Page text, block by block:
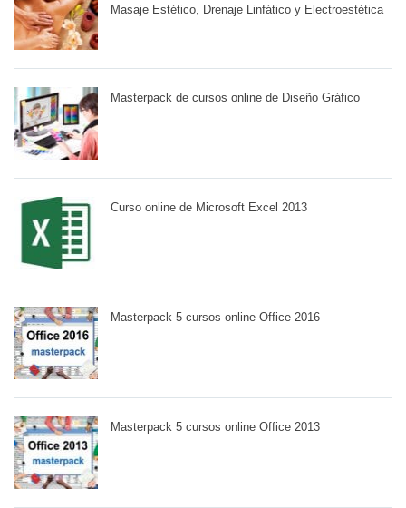
Masaje Estético, Drenaje Linfático y Electroestética
Masterpack de cursos online de Diseño Gráfico
Curso online de Microsoft Excel 2013
Masterpack 5 cursos online Office 2016
Masterpack 5 cursos online Office 2013